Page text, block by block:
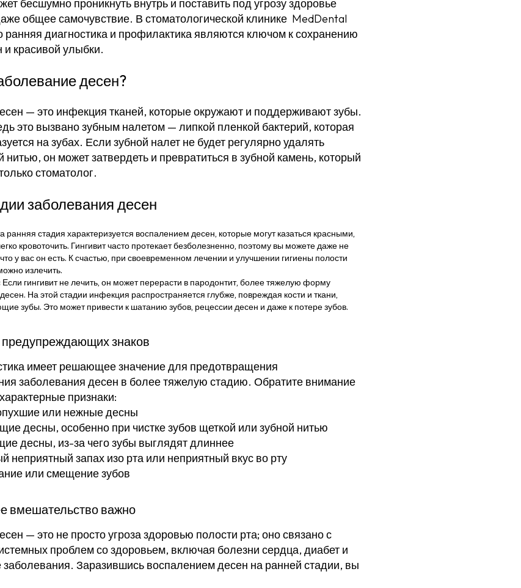
бесшумно проникнуть внутрь и поставить под угрозу здоровье
общее самочувствие. В стоматологической клинике MedDental
ранняя диагностика и профилактика являются ключом к сохранению
и красивой улыбки.
десен?
— это инфекция тканей, которые окружают и поддерживают зубы.
это вызвано зубным налетом — липкой пленкой бактерий, которая
на зубах. Если зубной налет не будет регулярно удалять
нитью, он может затвердеть и превратиться в зубной камень, который
стоматолог.
заболевания десен
ранняя стадия характеризуется воспалением десен, которые могут казаться красными,
кровоточить. Гингивит часто протекает безболезненно, поэтому вы можете даже не
у вас он есть. К счастью, при своевременном лечении и улучшении гигиены полости
излечить.
Если гингивит не лечить, он может перерасти в пародонтит, более тяжелую форму
На этой стадии инфекция распространяется глубже, повреждая кости и ткани,
зубы. Это может привести к шатанию зубов, рецессии десен и даже к потере зубов.
знаков
имеет решающее значение для предотвращения
заболевания десен в более тяжелую стадию. Обратите внимание
признаки:
или нежные десны
десны, особенно при чистке зубов щеткой или зубной нитью
десны, из-за чего зубы выглядят длиннее
неприятный запах изо рта или неприятный вкус во рту
или смещение зубов
вмешательство важно
— это не просто угроза здоровью полости рта; оно связано с
проблем со здоровьем, включая болезни сердца, диабет и
Заразившись воспалением десен на ранней стадии, вы